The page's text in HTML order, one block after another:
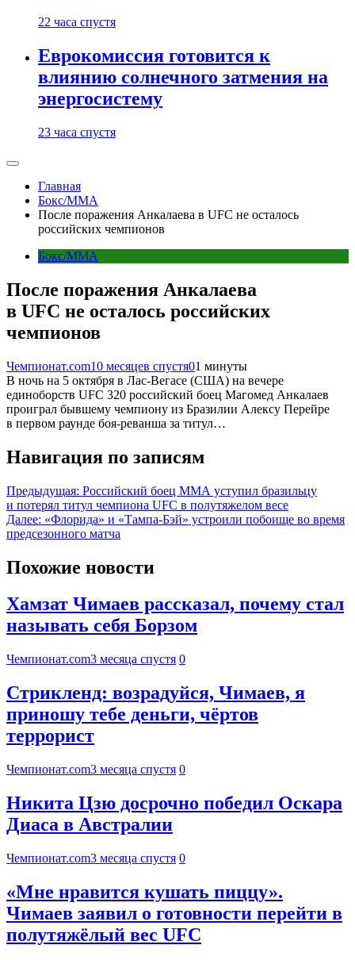
22 часа спустя
Еврокомиссия готовится к
влиянию солнечного затмения на
энергосистему
23 часа спустя
Главная
Бокс/MMA
После поражения Анкалаева в UFC не осталось
российских чемпионов
Бокс/MMA
После поражения Анкалаева
в UFC не осталось российских
чемпионов
Чемпионат.com10 месяцев спустя01 минуты
В ночь на 5 октября в Лас-Вегасе (США) на вечере
единоборств UFC 320 российский боец Магомед Анкалаев
проиграл бывшему чемпиону из Бразилии Алексу Перейре
в первом раунде боя-реванша за титул…
Навигация по записям
Предыдущая: Российский боец ММА уступил бразильцу
и потерял титул чемпиона UFC в полутяжелом весе
Далее: «Флорида» и «Тампа-Бэй» устроили побоище во время
предсезонного матча
Похожие новости
Хамзат Чимаев рассказал, почему стал
называть себя Борзом
Чемпионат.com3 месяца спустя 0
Стрикленд: возрадуйся, Чимаев, я
приношу тебе деньги, чёртов
террорист
Чемпионат.com3 месяца спустя 0
Никита Цзю досрочно победил Оскара
Диаса в Австралии
Чемпионат.com3 месяца спустя 0
«Мне нравится кушать пиццу».
Чимаев заявил о готовности перейти в
полутяжёлый вес UFC